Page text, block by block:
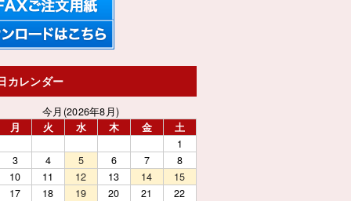
カレンダー
今月(2026年8月)
月
火 水 木 金
土
1
3
4 5 6 7
8
10
11 12 13 14
15
17
18 19 20 21
22